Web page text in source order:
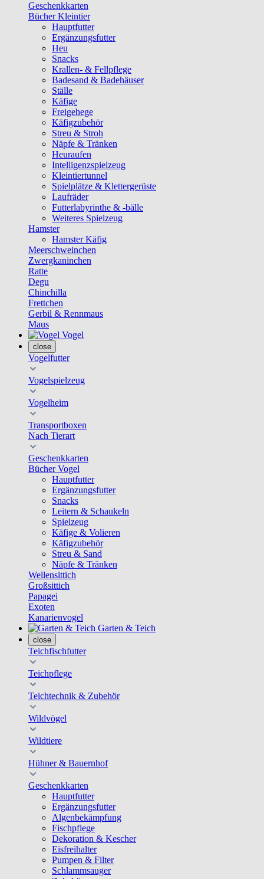
Geschenkkarten
Bücher Kleintier
Hauptfutter
Ergänzungsfutter
Heu
Snacks
Krallen- & Fellpflege
Badesand & Badehäuser
Ställe
Käfige
Freigehege
Käfigzubehör
Streu & Stroh
Näpfe & Tränken
Heuraufen
Intelligenzspielzeug
Kleintiertunnel
Spielplätze & Klettergerüste
Laufräder
Futterlabyrinthe & -bälle
Weiteres Spielzeug
Hamster
Hamster Käfig
Meerschweinchen
Zwergkaninchen
Ratte
Degu
Chinchilla
Frettchen
Gerbil & Rennmaus
Maus
Vogel
close
Vogelfutter
Vogelspielzeug
Vogelheim
Transportboxen
Nach Tierart
Geschenkkarten
Bücher Vogel
Hauptfutter
Ergänzungsfutter
Snacks
Leitern & Schaukeln
Spielzeug
Käfige & Volieren
Käfigzubehör
Streu & Sand
Näpfe & Tränken
Wellensittich
Großsittich
Papagei
Exoten
Kanarienvogel
Garten & Teich
close
Teichfischfutter
Teichpflege
Teichtechnik & Zubehör
Wildvögel
Wildtiere
Hühner & Bauernhof
Geschenkkarten
Hauptfutter
Ergänzungsfutter
Algenbekämpfung
Fischpflege
Dekoration & Kescher
Eisfreihalter
Pumpen & Filter
Schlammsauger